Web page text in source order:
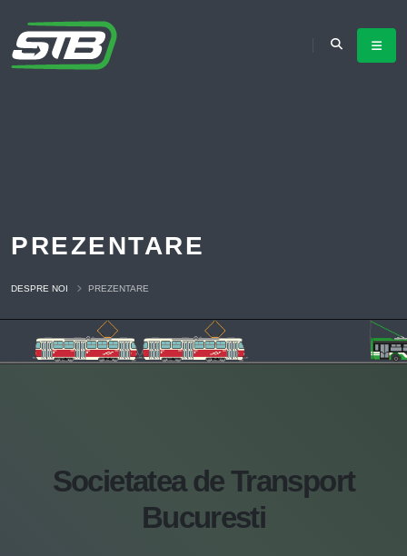
PREZENTARE
DESPRE NOI PREZENTARE
Societatea de Transport
Bucuresti